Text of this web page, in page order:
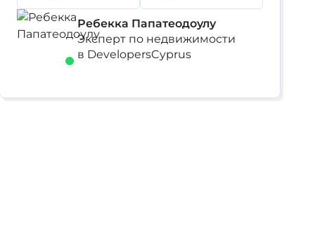
Ребекка Папатеодоулу
Эксперт по недвижимости
в DevelopersCyprus